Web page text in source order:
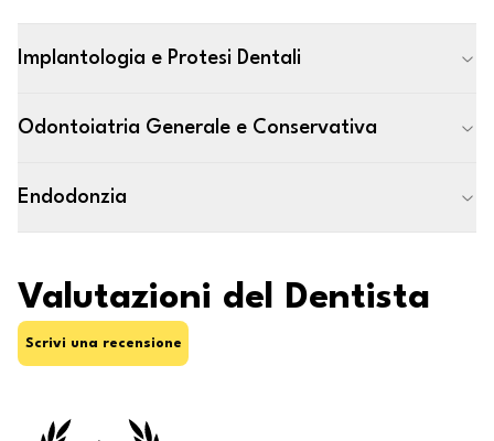
Implantologia e Protesi Dentali
Odontoiatria Generale e Conservativa
Endodonzia
Valutazioni del Dentista
Scrivi una recensione